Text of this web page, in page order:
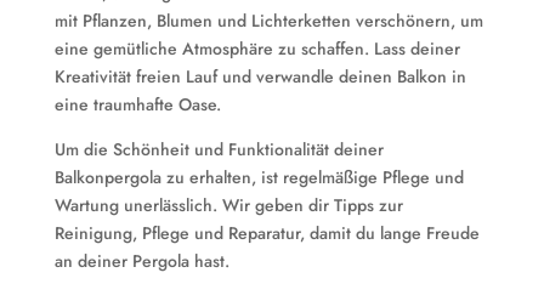
mit Pflanzen, Blumen und Lichterketten verschönern, um
eine gemütliche Atmosphäre zu schaffen. Lass deiner
Kreativität freien Lauf und verwandle deinen Balkon in
eine traumhafte Oase.
Um die Schönheit und Funktionalität deiner
Balkonpergola zu erhalten, ist regelmäßige Pflege und
Wartung unerlässlich. Wir geben dir Tipps zur
Reinigung, Pflege und Reparatur, damit du lange Freude
an deiner Pergola hast.